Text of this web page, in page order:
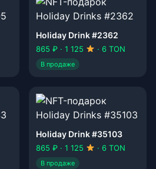
Holiday Drink #2362
865 ₽ · 1 125 · 6 TON
В продаже
Holiday Drink #35103
865 ₽ · 1 125 · 6 TON
В продаже